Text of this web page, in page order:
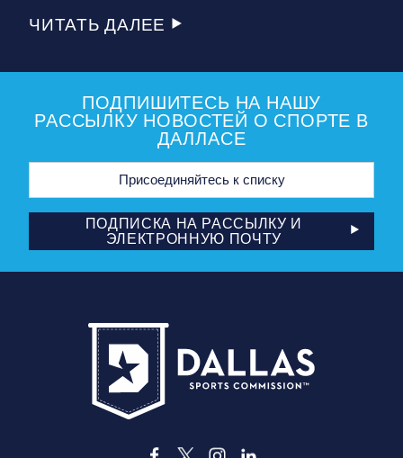
ЧИТАТЬ ДАЛЕЕ
ПОДПИШИТЕСЬ НА НАШУ
РАССЫЛКУ НОВОСТЕЙ О СПОРТЕ В
ДАЛЛАСЕ
Адрес
почты
ПОДПИСКА НА РАССЫЛКУ И
ЭЛЕКТРОННУЮ ПОЧТУ